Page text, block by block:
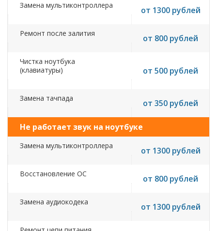
Замена мультиконтроллера от 1300 рублей
Ремонт после залития от 800 рублей
Чистка ноутбука
(клавиатуры)
от 500 рублей
Замена тачпада от 350 рублей
Не работает звук на ноутбуке
Замена мультиконтроллера от 1300 рублей
Восстановление ОС от 800 рублей
Замена аудиокодека от 1300 рублей